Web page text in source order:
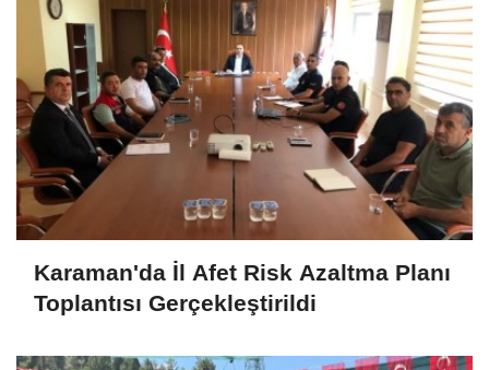
Karaman'da İl Afet Risk Azaltma Planı
Toplantısı Gerçekleştirildi